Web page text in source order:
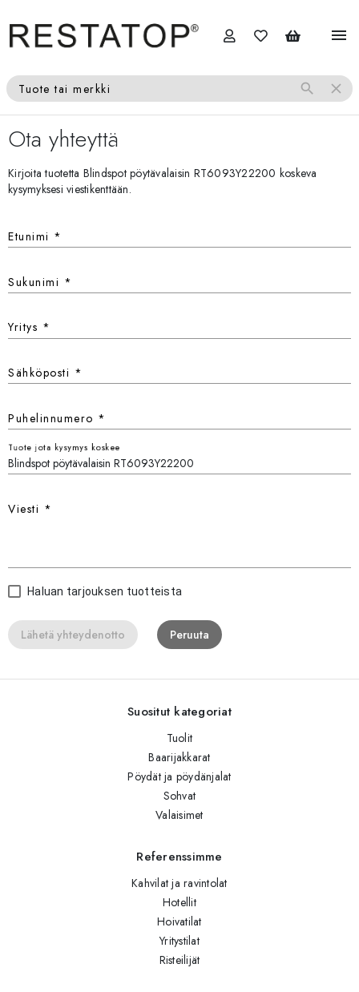
menu
Tuote tai merkki search close
Ota yhteyttä
Kirjoita tuotetta Blindspot pöytävalaisin RT6093Y22200 koskeva
kysymyksesi viestikenttään.
Etunimi *
Sukunimi *
Yritys *
Sähköposti *
Puhelinnumero *
Tuote jota kysymys koskee
Viesti *
Haluan tarjouksen tuotteista
Lähetä yhteydenotto Peruuta
Suositut kategoriat
Tuolit
Baarijakkarat
Pöydät ja pöydänjalat
Sohvat
Valaisimet
Referenssimme
Kahvilat ja ravintolat
Hotellit
Hoivatilat
Yritystilat
Risteilijät